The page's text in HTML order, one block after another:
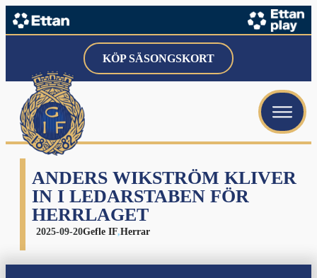
KÖP SÄSONGSKORT
ANDERS WIKSTRÖM KLIVER
IN I LEDARSTABEN FÖR
HERRLAGET
2025-09-20Gefle IF,Herrar